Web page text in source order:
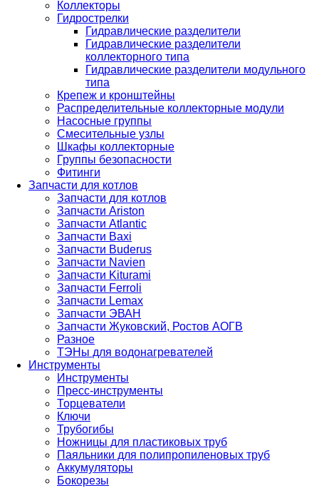
Коллекторы
Гидрострелки
Гидравлические разделители
Гидравлические разделители
коллекторного типа
Гидравлические разделители модульного
типа
Крепеж и кронштейны
Распределительные коллекторные модули
Насосные группы
Смесительные узлы
Шкафы коллекторные
Группы безопасности
Фитинги
Запчасти для котлов
Запчасти для котлов
Запчасти Ariston
Запчасти Atlantic
Запчасти Baxi
Запчасти Buderus
Запчасти Navien
Запчасти Kiturami
Запчасти Ferroli
Запчасти Lemax
Запчасти ЭВАН
Запчасти Жуковский, Ростов АОГВ
Разное
ТЭНы для водонагревателей
Инструменты
Инструменты
Пресс-инструменты
Торцеватели
Ключи
Трубогибы
Ножницы для пластиковых труб
Паяльники для полипропиленовых труб
Аккумуляторы
Бокорезы